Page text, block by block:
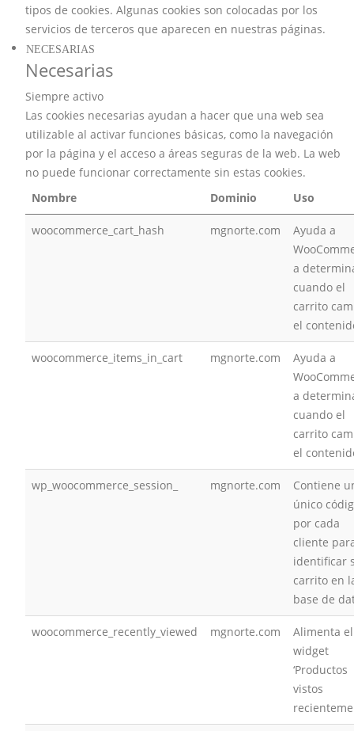
tipos de cookies. Algunas cookies son colocadas por los
servicios de terceros que aparecen en nuestras páginas.
NECESARIAS
Necesarias
Siempre activo
Las cookies necesarias ayudan a hacer que una web sea
utilizable al activar funciones básicas, como la navegación
por la página y el acceso a áreas seguras de la web. La web
no puede funcionar correctamente sin estas cookies.
Nombre
Dominio Uso
woocommerce_cart_hash mgnorte.com
Ayuda a
a
cuando el
carrito
el
woocommerce_items_in_cart mgnorte.com
Ayuda a
a
cuando el
carrito
el
wp_woocommerce_session_ mgnorte.com
Contiene
único
por cada
cliente
identificar
carrito en
base de
woocommerce_recently_viewed mgnorte.com
Alimenta el
widget
‘Productos
vistos